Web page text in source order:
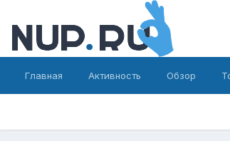
Главная Активность Обзор